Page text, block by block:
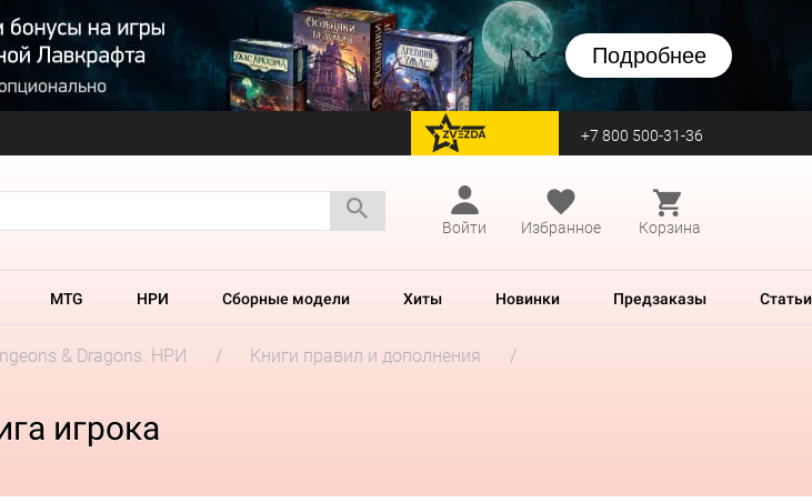
Подробнее
перейти на Zvezda +7 800 500-31-36
Войти
Избранное Корзина
MTG НРИ Сборные модели Хиты Новинки Предзаказы Статьи
& Dragons. НРИ
Книги правил и дополнения
игрока